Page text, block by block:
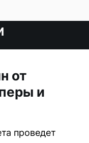
от
и
проведет